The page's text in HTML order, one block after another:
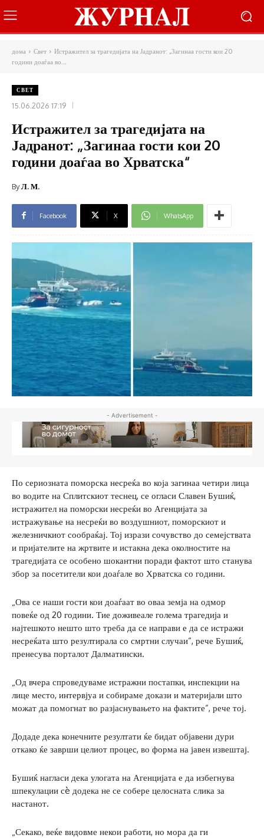
дома Свет
Истражител за трагедијата на Јадранот: „Загинаа гости кои 20
години доаѓаа во...
СВЕТ
15.06.2026 17:19
Истражител за трагедијата на
Јадранот: „Загинаа гости кои 20
години доаѓаа во Хрватска“
ByЛ. М.
Facebook X WhatsApp
- Advertisement -
По сериозната поморска несреќа во која загинаа четири лица
во водите на Сплитскиот теснец, се огласи Славен Бушиќ,
истражител на поморски несреќи во Агенцијата за
истражување на несреќи во воздушниот, поморскиот и
железничкиот сообраќај. Тој изрази сочувство до семејствата
и пријателите на жртвите и истакна дека околностите на
трагедијата се особено шокантни поради фактот што станува
збор за посетители кои доаѓале во Хрватска со години.
„Ова се наши гости кои доаѓаат во оваа земја на одмор
повеќе од 20 години. Тие доживеале голема трагедија и
најтешкото нешто што треба да се направи е да се истражи
несреќата што резултирала со смртни случаи“, рече Бушиќ,
пренесува порталот Далматински.
„Од вчера спроведуваме истражни постапки, инспекции на
лице место, интервјуа и собираме докази и материјали што
можат да помогнат во разјаснувањето на фактите“, рече тој.
Додаде дека конечните резултати ќе бидат објавени дури
откако ќе заврши целиот процес, во форма на јавен извештај.
Бушиќ нагласи дека улогата на Агенцијата е да избегнува
шпекулации сè додека не се собере целосната слика за
настанот.
„Секако, веќе видовме некои работи, но мора да ги